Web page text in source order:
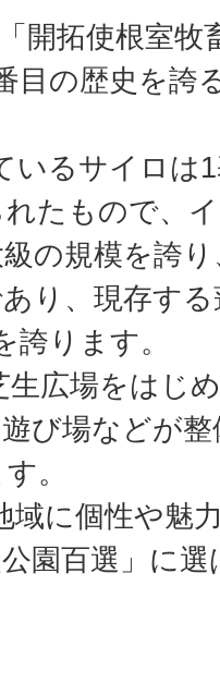
開拓使根室牧
目の歴史を誇
いるサイロは
たもので、
の規模を誇
り、現存す
誇ります。
生広場をはじ
び場などが
。
域に個性や魅
園百選」に